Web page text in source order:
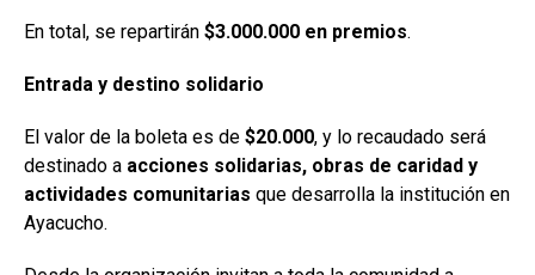
En total, se repartirán $3.000.000 en premios.
Entrada y destino solidario
El valor de la boleta es de $20.000, y lo recaudado será
destinado a acciones solidarias, obras de caridad y
actividades comunitarias que desarrolla la institución en
Ayacucho.